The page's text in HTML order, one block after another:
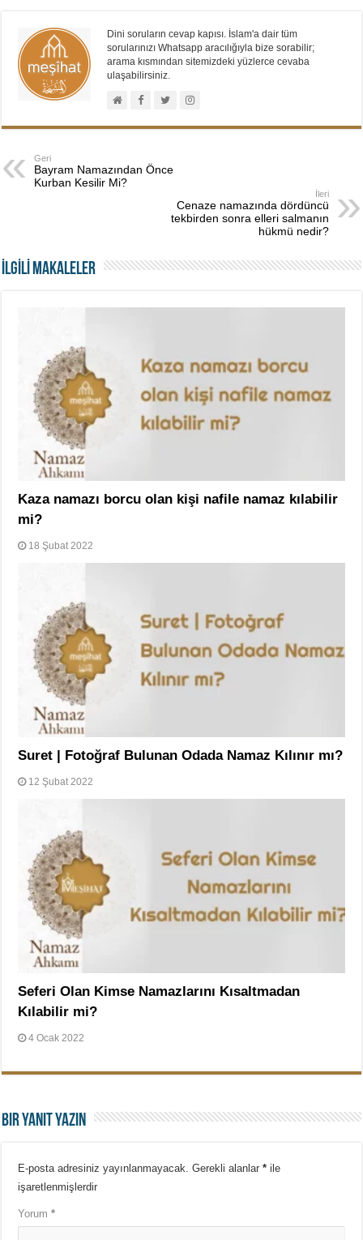
Dini soruların cevap kapısı. İslam'a dair tüm
sorularınızı Whatsapp aracılığıyla bize sorabilir;
arama kısmından sitemizdeki yüzlerce cevaba
ulaşabilirsiniz.
Geri
Bayram Namazından Önce
Kurban Kesilir Mi?
İleri
Cenaze namazında dördüncü
tekbirden sonra elleri salmanın
hükmü nedir?
İLGİLİ MAKALELER
Kaza namazı borcu olan kişi nafile namaz kılabilir
mi?
18 Şubat 2022
Suret | Fotoğraf Bulunan Odada Namaz Kılınır mı?
12 Şubat 2022
Seferi Olan Kimse Namazlarını Kısaltmadan
Kılabilir mi?
4 Ocak 2022
Bir yanıt yazın
E-posta adresiniz yayınlanmayacak. Gerekli alanlar* ile
işaretlenmişlerdir
Yorum*